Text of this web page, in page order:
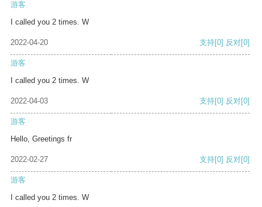
游客
I called you 2 times. W
2022-04-20 支持[0] 反对[0]
游客
I called you 2 times. W
2022-04-03 支持[0] 反对[0]
游客
Hello, Greetings fr
2022-02-27 支持[0] 反对[0]
游客
I called you 2 times. W